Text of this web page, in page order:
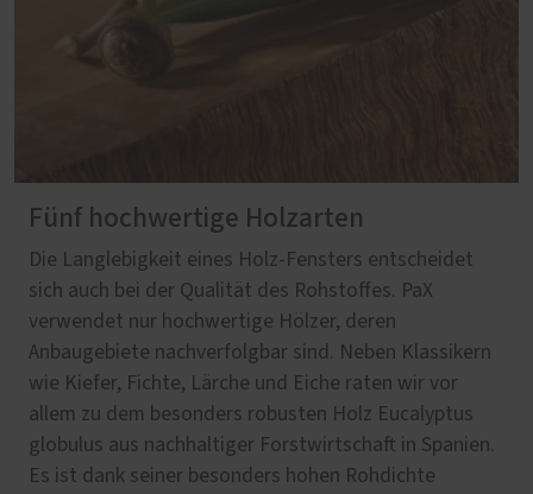
Fünf hochwertige Holzarten
Die Langlebigkeit eines Holz-Fensters entscheidet
sich auch bei der Qualität des Rohstoffes. PaX
verwendet nur hochwertige Hölzer, deren
Anbaugebiete nachverfolgbar sind. Neben Klassikern
wie Kiefer, Fichte, Lärche und Eiche raten wir vor
allem zu dem besonders robusten Holz Eucalyptus
globulus aus nachhaltiger Forstwirtschaft in Spanien.
Es ist dank seiner besonders hohen Rohdichte